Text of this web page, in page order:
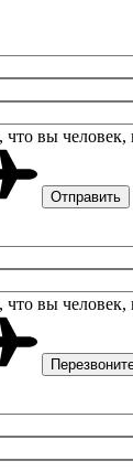
вы человек,
вы человек,